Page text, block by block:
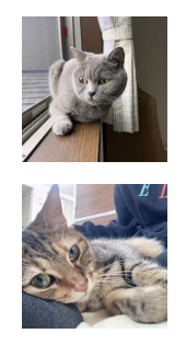
ましょう。